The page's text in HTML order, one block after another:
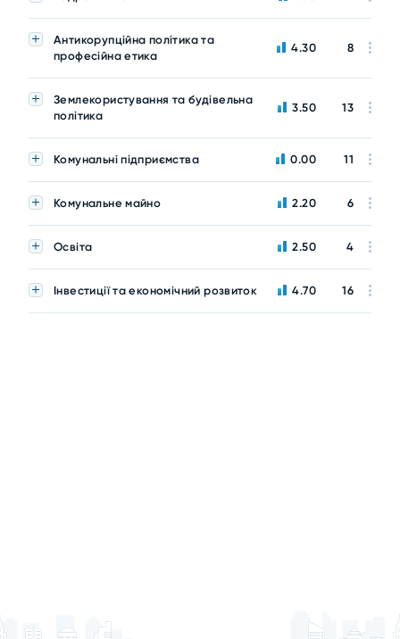
Антикорупційна політика та
професійна етика
4.30 8
Землекористування та будівельна
політика
3.50 13
Комунальні підприємства 0.00 11
Комунальне майно 2.20 6
Освіта 2.50 4
Інвестиції та економічний розвиток 4.70 16